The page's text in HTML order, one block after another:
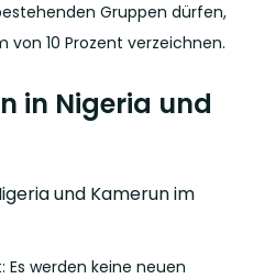
Gruppen dürfen,
10 Prozent verzeichnen.
in Nigeria und
und Kamerun im
werden keine neuen